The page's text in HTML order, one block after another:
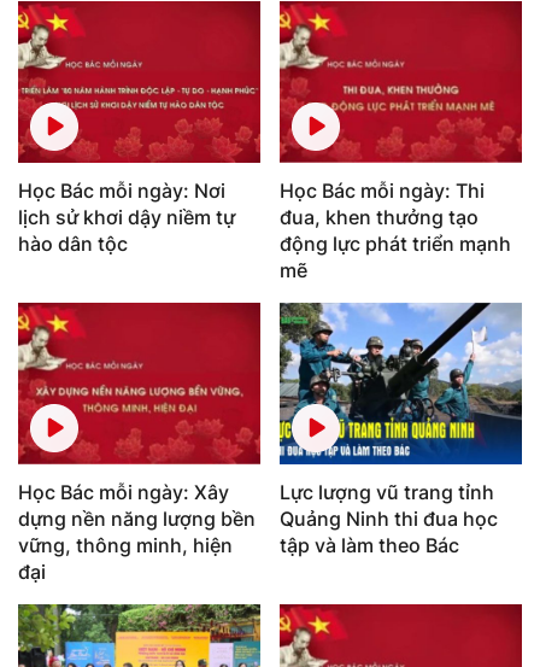
Học Bác mỗi ngày: Nơi
lịch sử khơi dậy niềm tự
hào dân tộc
Học Bác mỗi ngày: Thi
đua, khen thưởng tạo
động lực phát triển mạnh
mẽ
Học Bác mỗi ngày: Xây
dựng nền năng lượng bền
vững, thông minh, hiện
đại
Lực lượng vũ trang tỉnh
Quảng Ninh thi đua học
tập và làm theo Bác